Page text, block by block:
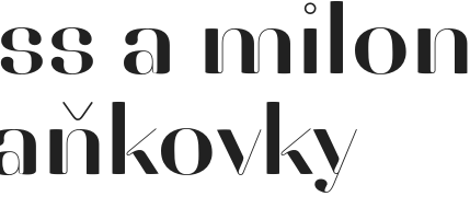
a